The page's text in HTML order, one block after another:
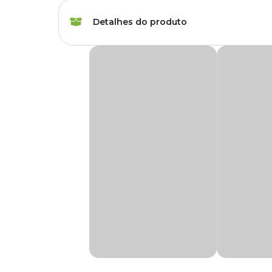
Gênero Unissex
Detalhes do produto